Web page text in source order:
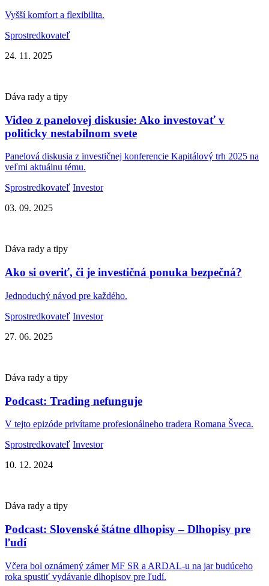
Vyšší komfort a flexibilita.
Sprostredkovateľ
24. 11. 2025
Dáva rady a tipy
Video z panelovej diskusie: Ako investovať v
politicky nestabilnom svete
Panelová diskusia z investičnej konferencie Kapitálový trh 2025 na
veľmi aktuálnu tému.
Sprostredkovateľ Investor
03. 09. 2025
Dáva rady a tipy
Ako si overiť, či je investičná ponuka bezpečná?
Jednoduchý návod pre každého.
Sprostredkovateľ Investor
27. 06. 2025
Dáva rady a tipy
Podcast: Trading nefunguje
V tejto epizóde privítame profesionálneho tradera Romana Šveca.
Sprostredkovateľ Investor
10. 12. 2024
Dáva rady a tipy
Podcast: Slovenské štátne dlhopisy – Dlhopisy pre
ľudí
Včera bol oznámený zámer MF SR a ARDAL-u na jar budúceho
roka spustiť vydávanie dlhopisov pre ľudí.